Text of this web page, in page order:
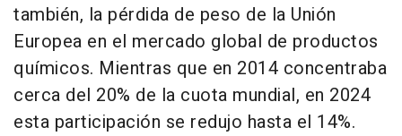
también, la pérdida de peso de la Unión
Europea en el mercado global de productos
químicos. Mientras que en 2014 concentraba
cerca del 20% de la cuota mundial, en 2024
esta participación se redujo hasta el 14%.